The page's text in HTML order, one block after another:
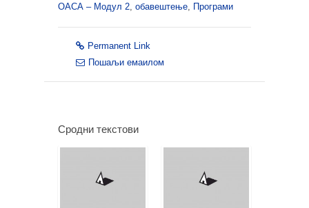
ОАСА – Модул 2, обавештење, Програми
Permanent Link
Пошаљи емаилом
Сродни текстови